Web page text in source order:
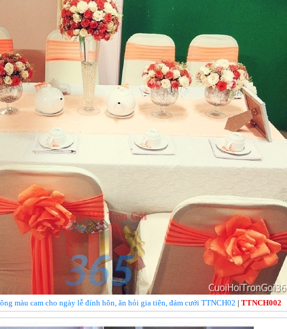
màu cam cho ngày lễ đính hôn, ăn hỏi gia tiên, đám cưới TTNCH02 | TTNCH002